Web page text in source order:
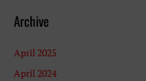
h
n
n
Archive
April 2025
April 2024